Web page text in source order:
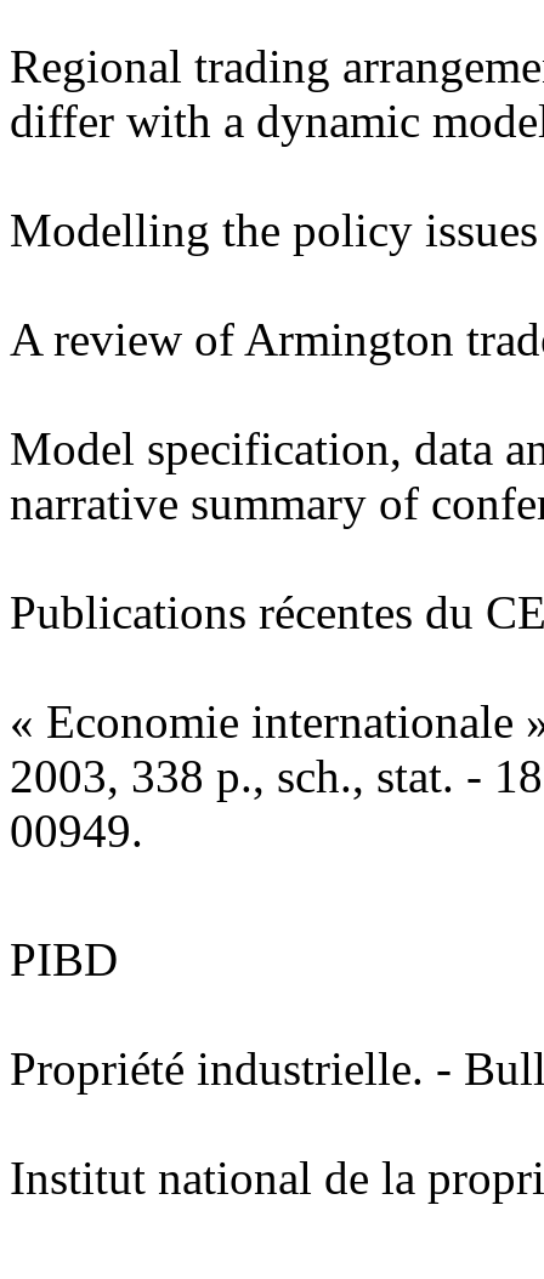
Regional trading
differ with a dynamic
Modelling the policy
A review of Armington
Model specification, data
narrative summary of
Publications récentes du
« Economie internationale
2003, 338 p., sch., stat. -
00949.
PIBD
Propriété industrielle. -
Institut national de la